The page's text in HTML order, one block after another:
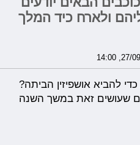
ולארח כיד המלך
להביא אושפיזין הביתה?
שעושים זאת במשך השנה